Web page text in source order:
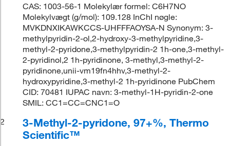
CAS: 1003-56-1 Molekylær formel: C6H7NO
Molekylvægt (g/mol): 109.128 InChI nøgle:
MVKDNXIKAWKCCS-UHFFFAOYSA-N Synonym: 3-
methylpyridin-2-ol,2-hydroxy-3-methylpyridine,3-
methyl-2-pyridone,3-methylpyridin-2 1h-one,3-methyl-
2-pyridinol,2 1h-pyridinone, 3-methyl,3-methyl-2-
pyridinone,unii-vm19fn4hhv,3-methyl-2-
hydroxypyridine,3-methyl-2 1h-pyridinone PubChem
CID: 70481 IUPAC navn: 3-methyl-1H-pyridin-2-one
SMIL: CC1=CC=CNC1=O
2
3-Methyl-2-pyridone, 97+%, Thermo
Scientific™